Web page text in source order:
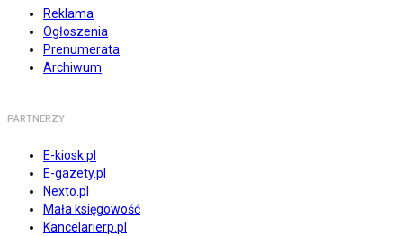
Reklama
Ogłoszenia
Prenumerata
Archiwum
PARTNERZY
E-kiosk.pl
E-gazety.pl
Nexto.pl
Mała księgowość
Kancelarierp.pl